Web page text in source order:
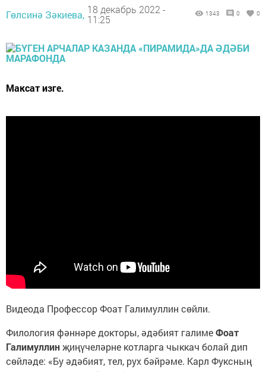
Гөлсинә Зәкиева, 18 декабрь 2022 -
11:25
1343 0 0
Максат изге.
Видеода Профессор Фоат Галимуллин сөйли.
Филология фәннәре докторы, әдәбият галимеФоат
Галимуллинҗиңүчеләрне котларга чыккач болай дип
сөйләде: «Бу әдәбият, тел, рух бәйрәме. Карл Фуксның